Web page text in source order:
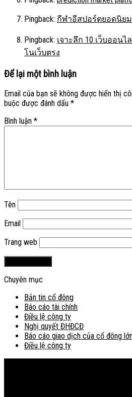
Pingback: กีฬาอีสปอร์ตยอดนิยม
Pingback: เจาะลึก 10 เว็บออน
โนเว็บตรง
Để lại một bình luận
Email của bạn sẽ không được hiển thị
buộc được đánh dấu *
Bình luận *
Tên
Email
Trang web
Chuyên mục
Bản tin cổ đông
Báo cáo tài chính
Điều lệ công ty
Nghị quyết ĐHĐCĐ
Báo cáo giao dịch của cổ đông
Điều lệ công ty